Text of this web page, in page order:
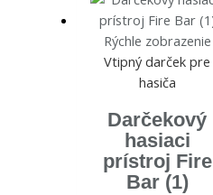
Rýchle zobrazenie
Vtipný darček pre
hasiča
Darčekový
hasiaci
prístroj Fire
Bar (1)